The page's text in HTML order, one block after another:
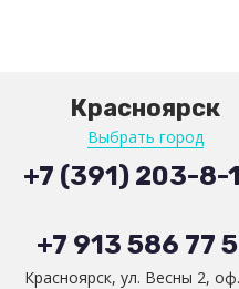
Красноярск
Выбрать город
+7 (391) 203-8-
+7 913 586 77
Красноярск, ул. Весны 2,